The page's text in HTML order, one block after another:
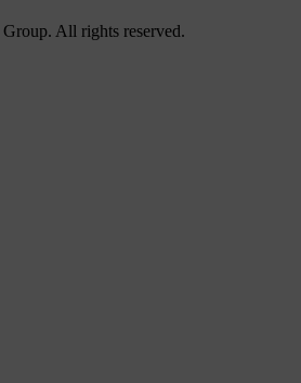
All rights reserved.